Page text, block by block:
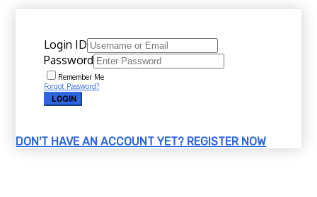
Login ID
Password
Remember Me
Forgot Password?
LOGIN
DON'T HAVE AN ACCOUNT YET? REGISTER NOW